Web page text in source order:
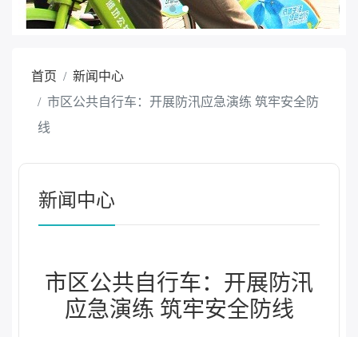
首页
新闻中心
市区公共自行车：开展防汛应急演练 筑牢安全防
线
新闻中心
市区公共自行车：开展防汛
应急演练 筑牢安全防线